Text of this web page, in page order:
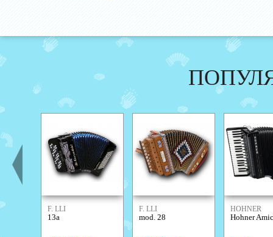
F. LLI
ALESSANDRINI
13а
F. LLI
ALESSANDRINI
mod. 28
HOHNER
Hohner